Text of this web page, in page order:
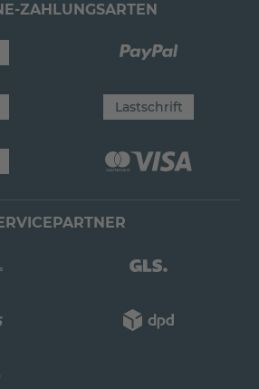
ZAHLUNGSARTEN
Lastschrift